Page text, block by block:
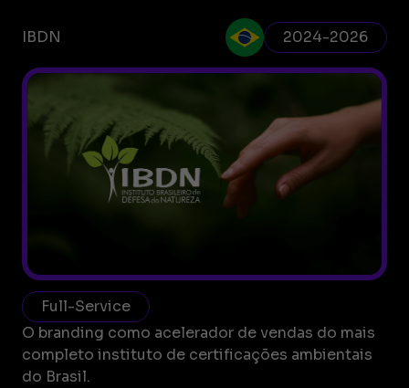
IBDN 2024-2026
O branding como acelerador de vendas do mais
completo instituto de certificações ambientais
do Brasil.
Full-Service